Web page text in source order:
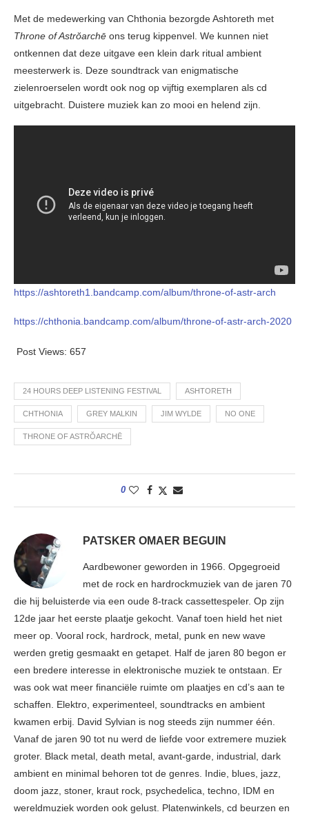
Met de medewerking van Chthonia bezorgde Ashtoreth met
Throne of Astrŏarchē ons terug kippenvel. We kunnen niet
ontkennen dat deze uitgave een klein dark ritual ambient
meesterwerk is. Deze soundtrack van enigmatische
zielenroerselen wordt ook nog op vijftig exemplaren als cd
uitgebracht. Duistere muziek kan zo mooi en helend zijn.
https://ashtoreth1.bandcamp.com/album/throne-of-astr-arch
https://chthonia.bandcamp.com/album/throne-of-astr-arch-2020
Post Views: 657
24 HOURS DEEP LISTENING FESTIVAL ASHTORETH
CHTHONIA GREY MALKIN JIM WYLDE NO ONE
THRONE OF ASTRŎARCHĒ
0
PATSKER OMAER BEGUIN
Aardbewoner geworden in 1966. Opgegroeid
met de rock en hardrockmuziek van de jaren 70
die hij beluisterde via een oude 8-track cassettespeler. Op zijn
12de jaar het eerste plaatje gekocht. Vanaf toen hield het niet
meer op. Vooral rock, hardrock, metal, punk en new wave
werden gretig gesmaakt en getapet. Half de jaren 80 begon er
een bredere interesse in elektronische muziek te ontstaan. Er
was ook wat meer financiële ruimte om plaatjes en cd’s aan te
schaffen. Elektro, experimenteel, soundtracks en ambient
kwamen erbij. David Sylvian is nog steeds zijn nummer één.
Vanaf de jaren 90 tot nu werd de liefde voor extremere muziek
groter. Black metal, death metal, avant-garde, industrial, dark
ambient en minimal behoren tot de genres. Indie, blues, jazz,
doom jazz, stoner, kraut rock, psychedelica, techno, IDM en
wereldmuziek worden ook gelust. Platenwinkels, cd beurzen en